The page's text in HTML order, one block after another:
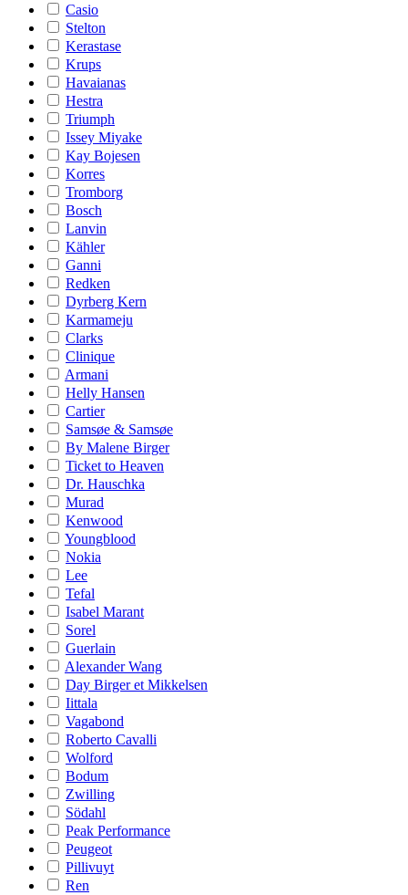
Casio
Stelton
Kerastase
Krups
Havaianas
Hestra
Triumph
Issey Miyake
Kay Bojesen
Korres
Tromborg
Bosch
Lanvin
Kähler
Ganni
Redken
Dyrberg Kern
Karmameju
Clarks
Clinique
Armani
Helly Hansen
Cartier
Samsøe & Samsøe
By Malene Birger
Ticket to Heaven
Dr. Hauschka
Murad
Kenwood
Youngblood
Nokia
Lee
Tefal
Isabel Marant
Sorel
Guerlain
Alexander Wang
Day Birger et Mikkelsen
Iittala
Vagabond
Roberto Cavalli
Wolford
Bodum
Zwilling
Södahl
Peak Performance
Peugeot
Pillivuyt
Ren